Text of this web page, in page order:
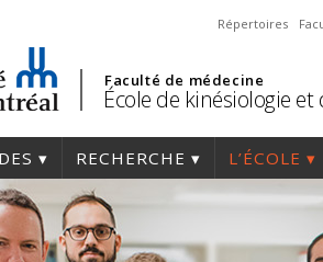
Répertoires
Faculté de médecine
École de kinésiologie et
RECHERCHE L’ÉCOLE